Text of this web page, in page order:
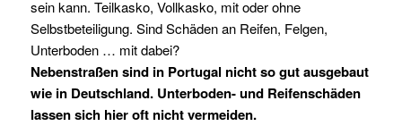
sein kann. Teilkasko, Vollkasko, mit oder ohne
Selbstbeteiligung. Sind Schäden an Reifen, Felgen,
Unterboden … mit dabei?
Nebenstraßen sind in Portugal nicht so gut ausgebaut
wie in Deutschland. Unterboden- und Reifenschäden
lassen sich hier oft nicht vermeiden.